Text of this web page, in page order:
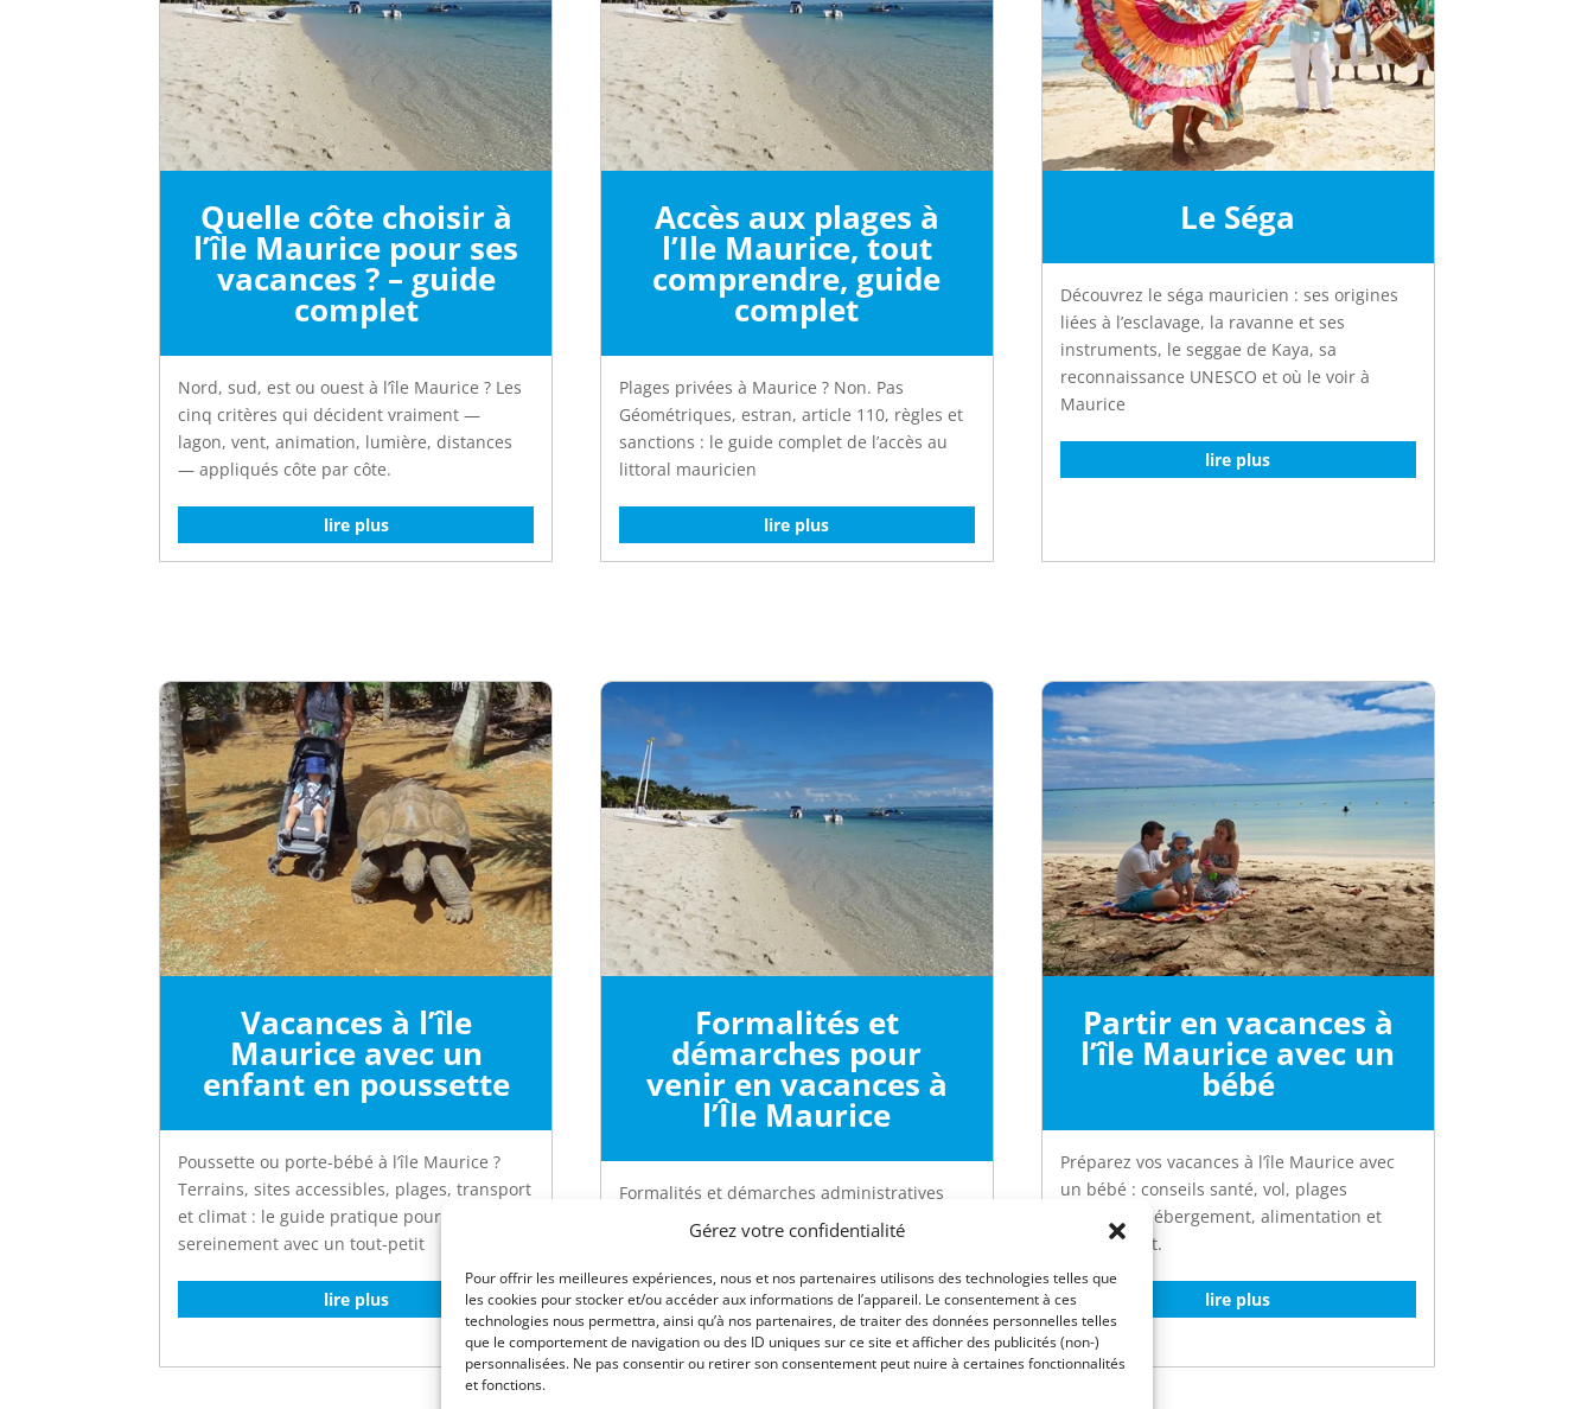
Gérez votre confidentialité
Pour offrir les meilleures expériences, nous et nos partenaires utilisons des technologies telles que
les cookies pour stocker et/ou accéder aux informations de l’appareil. Le consentement à ces
technologies nous permettra, ainsi qu’à nos partenaires, de traiter des données personnelles telles
que le comportement de navigation ou des ID uniques sur ce site et afficher des publicités (non-)
personnalisées. Ne pas consentir ou retirer son consentement peut nuire à certaines fonctionnalités
et fonctions.
Quelle côte choisir à
l’île Maurice pour ses
vacances ? – guide
complet
Nord, sud, est ou ouest à l’île Maurice ? Les
cinq critères qui décident vraiment —
lagon, vent, animation, lumière, distances
— appliqués côte par côte.
lire plus
Accès aux plages à
l’Ile Maurice, tout
comprendre, guide
complet
Plages privées à Maurice ? Non. Pas
Géométriques, estran, article 110, règles et
sanctions : le guide complet de l’accès au
littoral mauricien
lire plus
Le Séga
Découvrez le séga mauricien : ses origines
liées à l’esclavage, la ravanne et ses
instruments, le seggae de Kaya, sa
reconnaissance UNESCO et où le voir à
Maurice
lire plus
Vacances à l’île
Maurice avec un
enfant en poussette
Poussette ou porte-bébé à l’île Maurice ?
Terrains, sites accessibles, plages, transport
et climat : le guide pratique pour voyager
sereinement avec un tout-petit
lire plus
Formalités et
démarches pour
venir en vacances à
l’Île Maurice
Formalités et démarches administratives
pour venir en vacances à l’Île Maurice au
monde
lire plus
Partir en vacances à
l’île Maurice avec un
bébé
Préparez vos vacances à l’île Maurice avec
un bébé : conseils santé, vol, plages
adaptées, hébergement, alimentation et
équipement.
lire plus